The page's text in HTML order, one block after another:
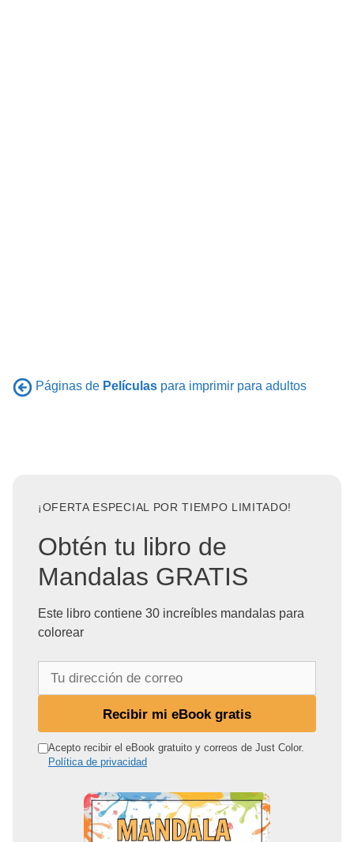
Páginas de Películas para imprimir para adultos
¡OFERTA ESPECIAL POR TIEMPO LIMITADO!
Obtén tu libro de
Mandalas GRATIS
Este libro contiene 30 increíbles mandalas para
colorear
r
Recibir mi eBook gratis
Acepto recibir el eBook gratuito y correos de Just Color.
Política de privacidad